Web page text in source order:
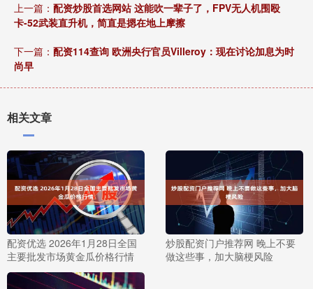
上一篇： 配资炒股首选网站 这能吹一辈子了，FPV无人机围殴
卡-52武装直升机，简直是摁在地上摩擦
下一篇： 配资114查询 欧洲央行官员Villeroy：现在讨论加息为时
尚早
相关文章
配资优选 2026年1月28日全国
主要批发市场黄金瓜价格行情
炒股配资门户推荐网 晚上不要
做这些事，加大脑梗风险